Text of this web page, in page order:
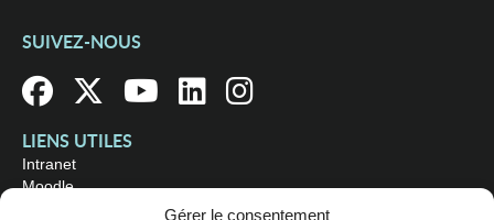
Gérer le consentement
SUIVEZ-NOUS
LIENS UTILES
Intranet
Moodle